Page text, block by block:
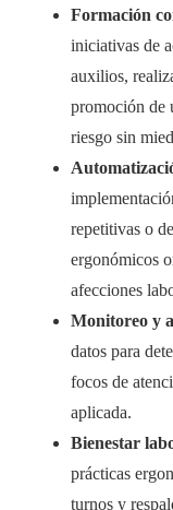
Formación
iniciativas de
auxilios,
promoción de
riesgo sin
repetitivas o
ergonómicos
afecciones
Monitoreo y
datos para
focos de
aplicada.
Bienestar
prácticas
turnos y